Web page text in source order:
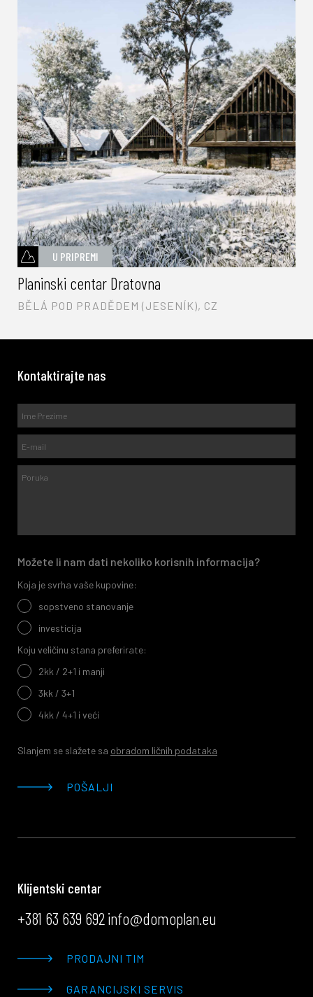
U PRIPREMI
Planinski centar Dratovna
BĚLÁ POD PRADĚDEM (JESENÍK), CZ
Kontaktirajte nas
Možete li nam dati nekoliko korisnih informacija?
Koja je svrha vaše kupovine:
sopstveno stanovanje
investicija
Koju veličinu stana preferirate:
2kk / 2+1 i manji
3kk / 3+1
4kk / 4+1 i veći
Slanjem se slažete sa obradom ličnih podataka
POŠALJI
Klijentski centar
+381 63 639 692 info@domoplan.eu
PRODAJNI TIM
GARANCIJSKI SERVIS